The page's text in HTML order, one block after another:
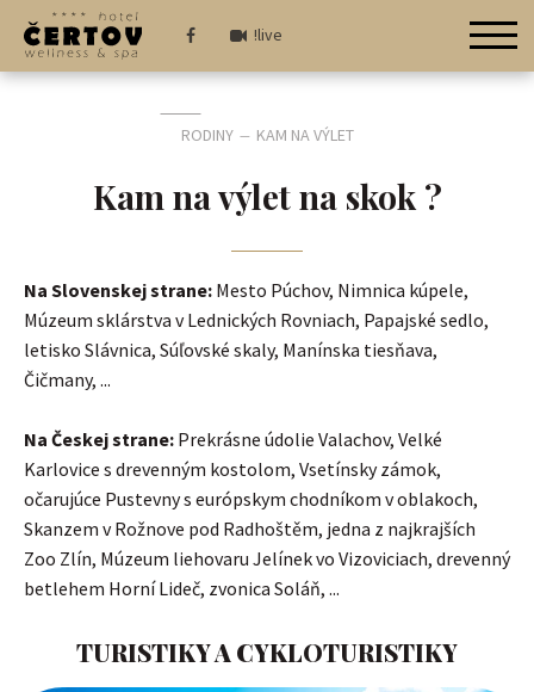
!live
RODINY — KAM NA VÝLET
Kam na výlet na skok ?
Na Slovenskej strane: Mesto Púchov, Nimnica kúpele,
Múzeum sklárstva v Lednických Rovniach, Papajské sedlo,
letisko Slávnica, Súľovské skaly, Manínska tiesňava,
Čičmany, ...
Na Českej strane: Prekrásne údolie Valachov, Velké
Karlovice s drevenným kostolom, Vsetínsky zámok,
očarujúce Pustevny s európskym chodníkom v oblakoch,
Skanzem v Rožnove pod Radhoštěm, jedna z najkrajších
Zoo Zlín, Múzeum liehovaru Jelínek vo Vizoviciach, drevenný
betlehem Horní Lideč, zvonica Soláň, ...
TURISTIKY A CYKLOTURISTIKY